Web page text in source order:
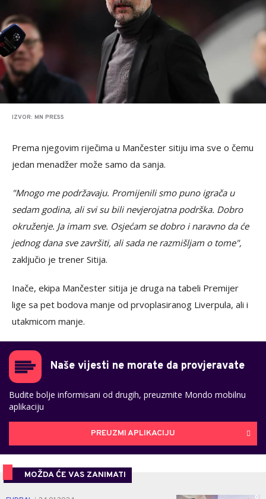
IZVOR: MN PRESS
Prema njegovim riječima u Mančester sitiju ima sve o čemu
jedan menadžer može samo da sanja.
"Mnogo me podržavaju. Promijenili smo puno igrača u
sedam godina, ali svi su bili nevjerojatna podrška. Dobro
okruženje. Ja imam sve. Osjećam se dobro i naravno da će
jednog dana sve završiti, ali sada ne razmišljam o tome",
zaključio je trener Sitija.
Inače, ekipa Mančester sitija je druga na tabeli Premijer
lige sa pet bodova manje od prvoplasiranog Liverpula, ali i
utakmicom manje.
Naše vijesti ne morate da provjeravate
Budite bolje informisani od drugih, preuzmite Mondo mobilnu
aplikaciju
PREUZMI APLIKACIJU
MOŽDA ĆE VAS ZANIMATI
0